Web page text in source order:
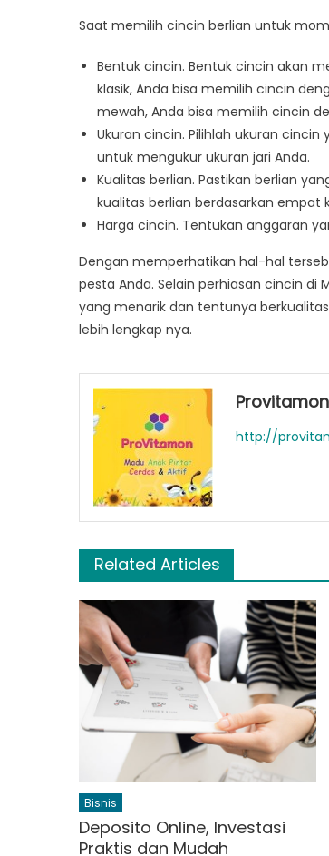
Saat memilih cincin berlian untuk
Bentuk cincin. Bentuk cincin akan
klasik, Anda bisa memilih cincin
mewah, Anda bisa memilih cincin
Ukuran cincin. Pilihlah ukuran
untuk mengukur ukuran jari Anda.
Kualitas berlian. Pastikan berlian
kualitas berlian berdasarkan empat
Harga cincin. Tentukan anggaran
Dengan memperhatikan hal-hal
pesta Anda. Selain perhiasan cincin di
yang menarik dan tentunya
lebih lengkap nya.
Provitamon
http://
Related Articles
Bisnis
Deposito Online, Investasi
Praktis dan Mudah